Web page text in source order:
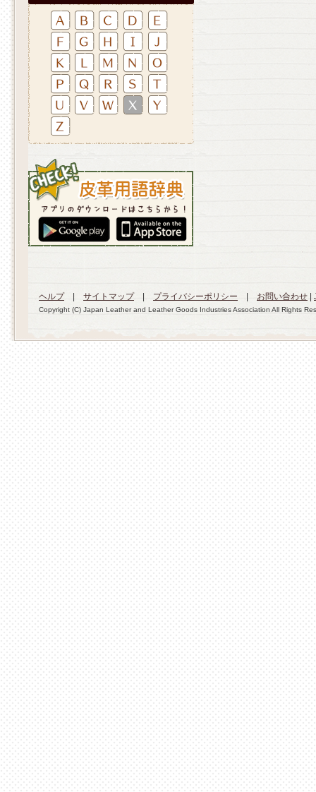
ヘルプ| サイトマップ| プライバシーポリシー お問い合わせ
Copyright (C) Japan Leather and Leather Goods Industries Association All Rights